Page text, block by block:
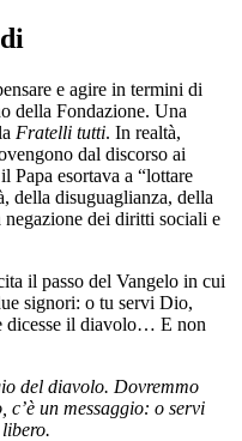
e agire in termini di
della Fondazione. Una
Fratelli tutti. In realtà,
dal discorso ai
esortava a “lottare
della disuguaglianza, della
negazione dei diritti sociali e
il passo del Vangelo in cui
signori: o tu servi Dio,
dicesse il diavolo… E non
del diavolo. Dovremmo
c’è un messaggio: o servi